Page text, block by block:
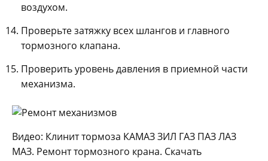
воздухом.
Проверьте затяжку всех шлангов и главного
тормозного клапана.
Проверить уровень давления в приемной части
механизма.
Видео: Клинит тормоза КАМАЗ ЗИЛ ГАЗ ПАЗ ЛАЗ
МАЗ. Ремонт тормозного крана. Скачать